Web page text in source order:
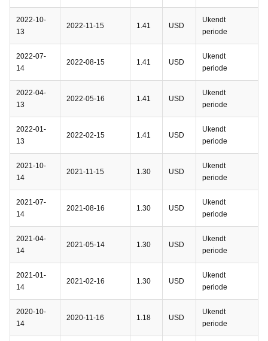
2022-10-
13
2022-11-15 1.41 USD
Ukendt
periode
2022-07-
14
2022-08-15 1.41 USD
Ukendt
periode
2022-04-
13
2022-05-16 1.41 USD
Ukendt
periode
2022-01-
13
2022-02-15 1.41 USD
Ukendt
periode
2021-10-
14
2021-11-15 1.30 USD
Ukendt
periode
2021-07-
14
2021-08-16 1.30 USD
Ukendt
periode
2021-04-
14
2021-05-14 1.30 USD
Ukendt
periode
2021-01-
14
2021-02-16 1.30 USD
Ukendt
periode
2020-10-
14
2020-11-16 1.18 USD
Ukendt
periode